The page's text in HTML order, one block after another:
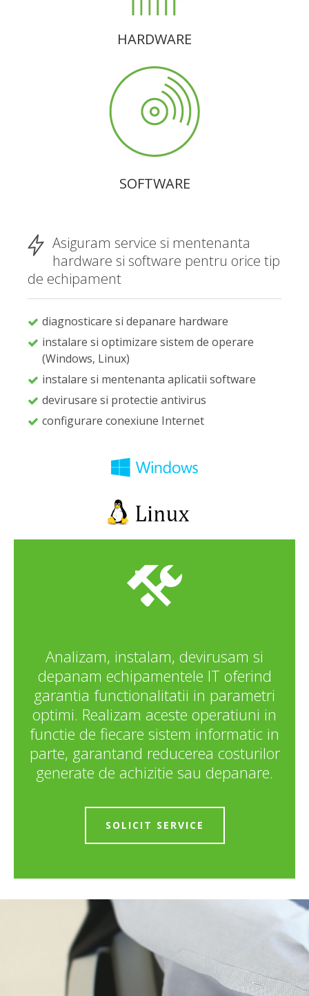
HARDWARE
SOFTWARE
Asiguram service si mentenanta
hardware si software pentru orice tip
de echipament
diagnosticare si depanare hardware
instalare si optimizare sistem de operare
(Windows, Linux)
instalare si mentenanta aplicatii software
devirusare si protectie antivirus
configurare conexiune Internet
Analizam, instalam, devirusam si
depanam echipamentele IT oferind
garantia functionalitatii in parametri
optimi. Realizam aceste operatiuni in
functie de fiecare sistem informatic in
parte, garantand reducerea costurilor
generate de achizitie sau depanare.
SOLICIT SERVICE